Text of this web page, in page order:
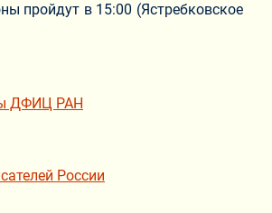
пройдут в 15:00 (Ястребковское
ДФИЦ РАН
России